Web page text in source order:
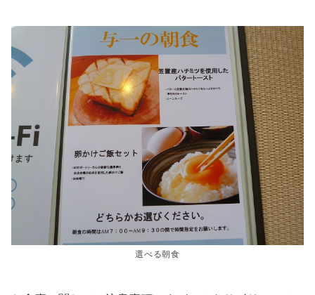
選べる朝食